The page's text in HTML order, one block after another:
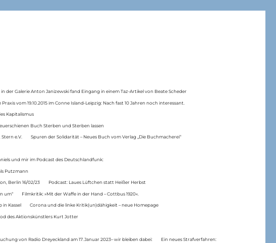
der Galerie Anton Janizewski fand Eingang in einem Taz-Artikel von Beate Scheder
vom 19.10.2015 im Conne Island-Leipzig: Nach fast 10 Jahren noch interessant.
Kapitalismus
Buch Sterben und Sterben lassen
e.V. Spuren der Solidarität – Neues Buch vom Verlag „Die Buchmacherei“
und mir im Podcast des Deutschlandfunk:
Putzmann
Berlin 16/02/23 Podcast: Laues Lüftchen statt Heißer Herbst
um“ Filmkritik: »Mit der Waffe in der Hand – Cottbus 1920«.
in Kassel Corona und die linke Kritik(un)dähigkeit – neue Homepage
des Aktionskünstlers Kurt Jotter
von Radio Dreyeckland am 17.Januar 2023– wir bleiben dabei: Ein neues Strafverfahren: